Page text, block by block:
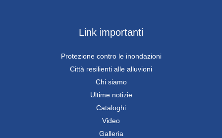
Link importanti
Protezione contro le inondazioni
Città resilienti alle alluvioni
Chi siamo
Ultime notizie
Cataloghi
Video
Galleria